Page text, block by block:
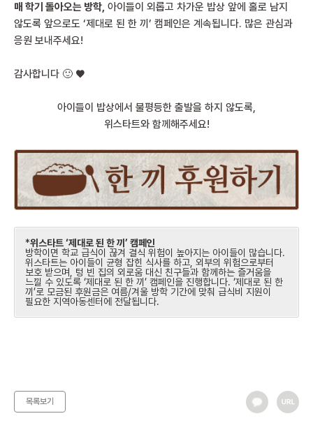
매 학기 돌아오는 방학, 아이들이 외롭고 차가운 밥상 앞에 홀로 남지
않도록 앞으로도 ‘제대로 된 한 끼’ 캠페인은 계속됩니다. 많은 관심과
응원 보내주세요!
감사합니다 🙂 ♥
아이들이 밥상에서 불평등한 출발을 하지 않도록,
위스타트와 함께해주세요!
*위스타트 ‘제대로 된 한 끼’ 캠페인
방학이면 학교 급식이 끊겨 결식 위험이 높아지는 아이들이 많습니다.
위스타트는 아이들이 균형 잡힌 식사를 하고, 외부의 위험으로부터
보호 받으며, 텅 빈 집의 외로움 대신 친구들과 함께하는 즐거움을
느낄 수 있도록 ‘제대로 된 한 끼’ 캠페인을 진행합니다. ‘제대로 된 한
끼’로 모금된 후원금은 여름/겨울 방학 기간에 맞춰 급식비 지원이
필요한 지역아동센터에 전달됩니다.
목록보기